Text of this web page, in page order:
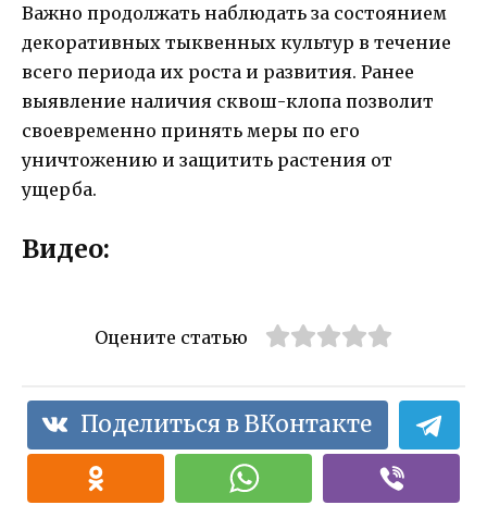
Важно продолжать наблюдать за состоянием
декоративных тыквенных культур в течение
всего периода их роста и развития. Ранее
выявление наличия сквош-клопа позволит
своевременно принять меры по его
уничтожению и защитить растения от
ущерба.
Видео:
Оцените статью
Поделиться в ВКонтакте